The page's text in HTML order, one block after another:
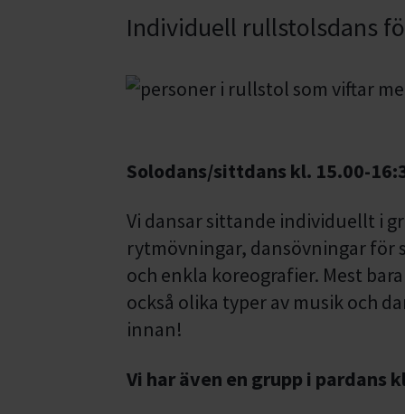
Individuell rullstolsdans
Solodans/sittdans kl. 15.00-
Vi dansar sittande individuellt i
rytmövningar, dansövningar för
och enkla koreografier. Mest
också olika typer av musik och
innan!
Vi har även en grupp i pardans